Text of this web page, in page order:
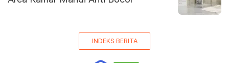
INDEKS BERITA